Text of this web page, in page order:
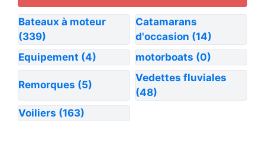
Bateaux à moteur
(339)
Catamarans
d'occasion (14)
Equipement (4) motorboats (0)
Remorques (5)
Vedettes fluviales
(48)
Voiliers (163)